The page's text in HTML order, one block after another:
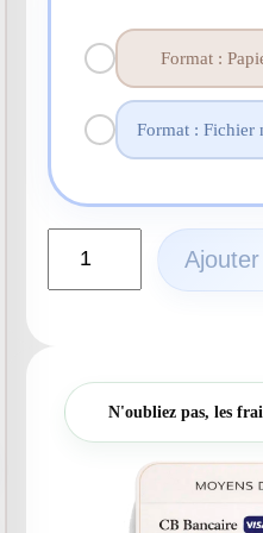
Format :
Format : Fichier
a
N'oubliez pas, les